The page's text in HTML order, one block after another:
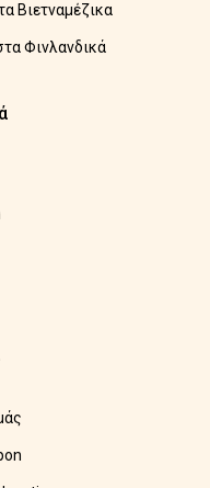
Βιετναμέζικα
Φινλανδικά